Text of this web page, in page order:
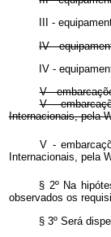
III -
IV -
IV -
V -
V -
Internacionais, pela
V -
Internacionais, pela
§ 2º Na
observados os
§ 3º Será